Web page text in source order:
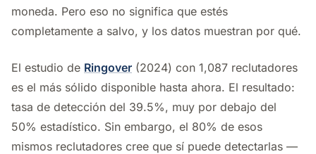
moneda. Pero eso no significa que estés
completamente a salvo, y los datos muestran por qué.
El estudio de Ringover (2024) con 1,087 reclutadores
es el más sólido disponible hasta ahora. El resultado:
tasa de detección del 39.5%, muy por debajo del
50% estadístico. Sin embargo, el 80% de esos
mismos reclutadores cree que sí puede detectarlas —